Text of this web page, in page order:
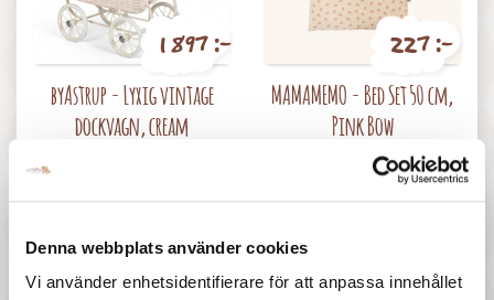
Denna webbplats använder cookies
Vi använder enhetsidentifierare för att anpassa innehållet
1 897 :-
byAstrup - Lyxig vintage
dockvagn, cream
227 :-
MAMAMEMO - Bed Set 50 cm,
Pink Bow